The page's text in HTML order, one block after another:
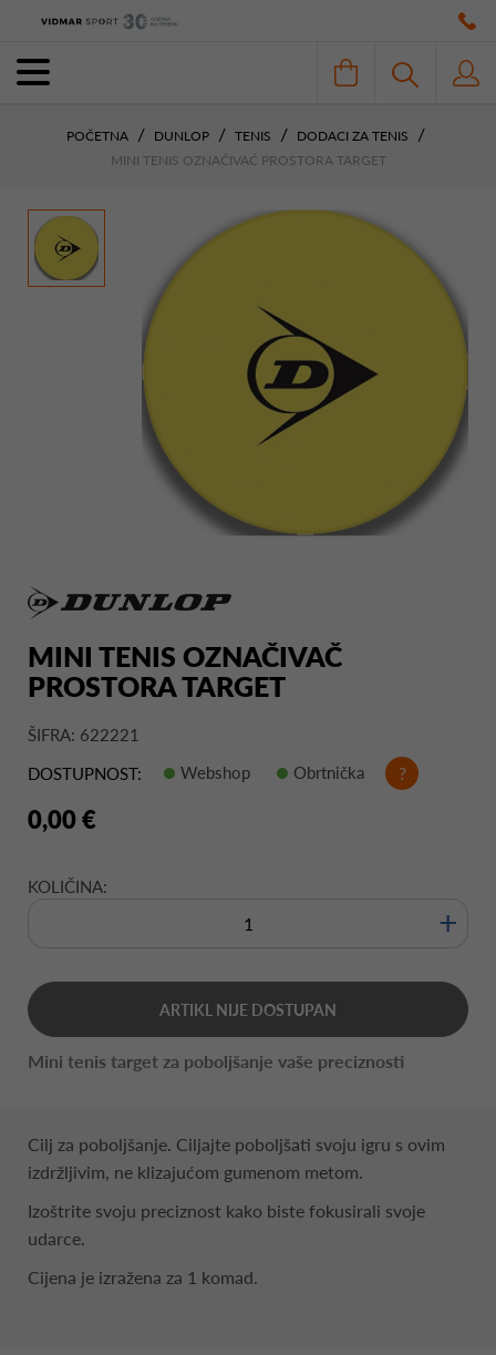
POČETNA DUNLOP TENIS
DODACI ZA TENIS
MINI TENIS OZNAČIVAČ PROSTORA TARGET
MINI TENIS OZNAČIVAČ
PROSTORA TARGET
ŠIFRA: 622221
DOSTUPNOST:
Webshop Obrtnička ?
0,00 €
KOLIČINA:
+
ARTIKL NIJE DOSTUPAN
Mini tenis target za poboljšanje vaše preciznosti
Cilj za poboljšanje. Ciljajte poboljšati svoju igru ​​s ovim
izdržljivim, ne klizajućom gumenom metom.
Izoštrite svoju preciznost kako biste fokusirali svoje
udarce.
Cijena je izražena za 1 komad.